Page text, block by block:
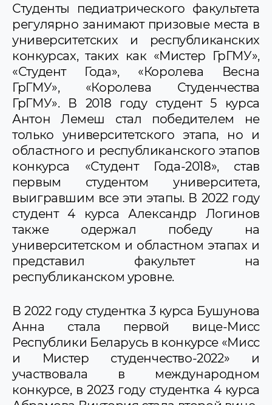
Студенты педиатрического факультета
регулярно занимают призовые места в
университетских и республиканских
конкурсах, таких как «Мистер ГрГМУ»,
«Студент Года», «Королева Весна
ГрГМУ», «Королева Студенчества
ГрГМУ». В 2018 году студент 5 курса
Антон Лемеш стал победителем не
только университетского этапа, но и
областного и республиканского этапов
конкурса «Студент Года-2018», став
первым студентом университета,
выигравшим все эти этапы. В 2022 году
студент 4 курса Александр Логинов
также одержал победу на
университетском и областном этапах и
представил факультет на
республиканском уровне.
В 2022 году студентка 3 курса Бушунова
Анна стала первой вице-Мисс
Республики Беларусь в конкурсе «Мисс
и Мистер студенчество-2022» и
участвовала в международном
конкурсе, в 2023 году студентка 4 курса